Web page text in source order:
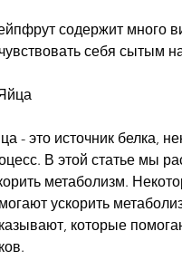
содержит много
себя сытым
- это источник белка,
В этой статье мы
метаболизм.
ускорить
которые